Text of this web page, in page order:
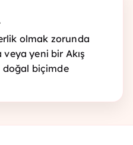
olmak zorunda
yeni bir Akış
doğal biçimde